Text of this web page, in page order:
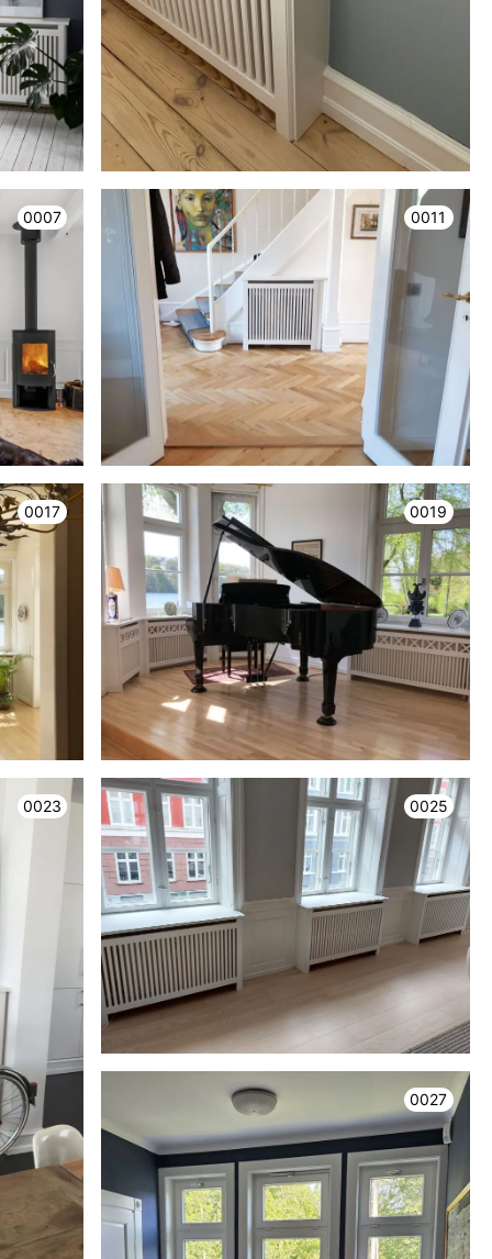
0007 0011
0017 0019
0023 0025
0027